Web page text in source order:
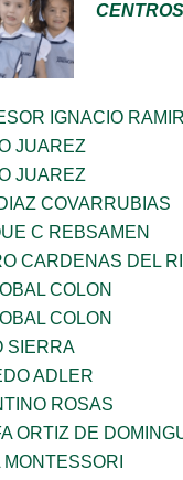
IGNACIO
JUAREZ
JUAREZ
COVARRUBIAS
C REBSAMEN
CARDENAS DEL
COLON
COLON
SIERRA
ADLER
ROSAS
ORTIZ DE
MONTESSORI